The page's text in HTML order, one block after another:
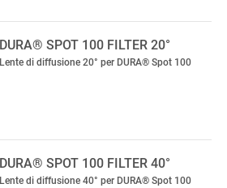
DURA® SPOT 100 FILTER 20°
Lente di diffusione 20° per DURA® Spot 100
DURA® SPOT 100 FILTER 40°
Lente di diffusione 40° per DURA® Spot 100